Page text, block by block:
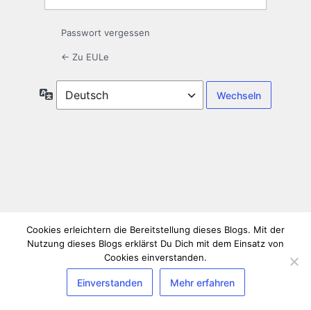
Passwort vergessen
← Zu EULe
Sprache
Cookies erleichtern die Bereitstellung dieses Blogs. Mit der
Nutzung dieses Blogs erklärst Du Dich mit dem Einsatz von
Cookies einverstanden.
Einverstanden Mehr erfahren